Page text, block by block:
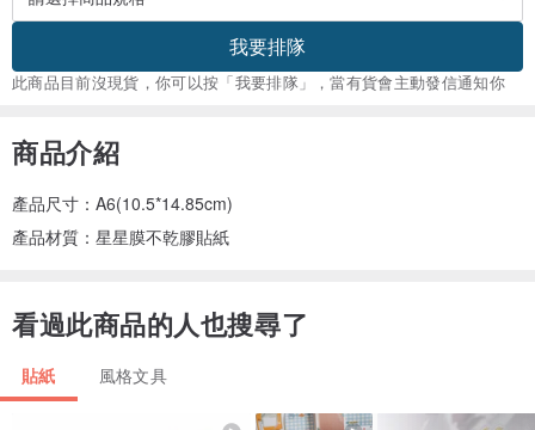
我要排隊
此商品目前沒現貨，你可以按「我要排隊」，當有貨會主動發信通知你
商品介紹
產品尺寸：A6(10.5*14.85cm)
產品材質：星星膜不乾膠貼紙
看過此商品的人也搜尋了
貼紙 風格文具